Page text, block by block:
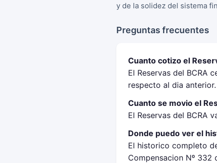
y de la solidez del sistema
Preguntas frecuentes
Cuanto cotizo el
El Reservas del BCRA
respecto al dia anterior.
Cuanto se movio el
El Reservas del BCRA
Donde puedo ver el
El historico completo
Compensacion Nº